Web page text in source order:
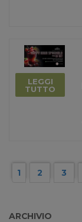
LEGGI
TUTTO
1 2 3
ARCHIVIO